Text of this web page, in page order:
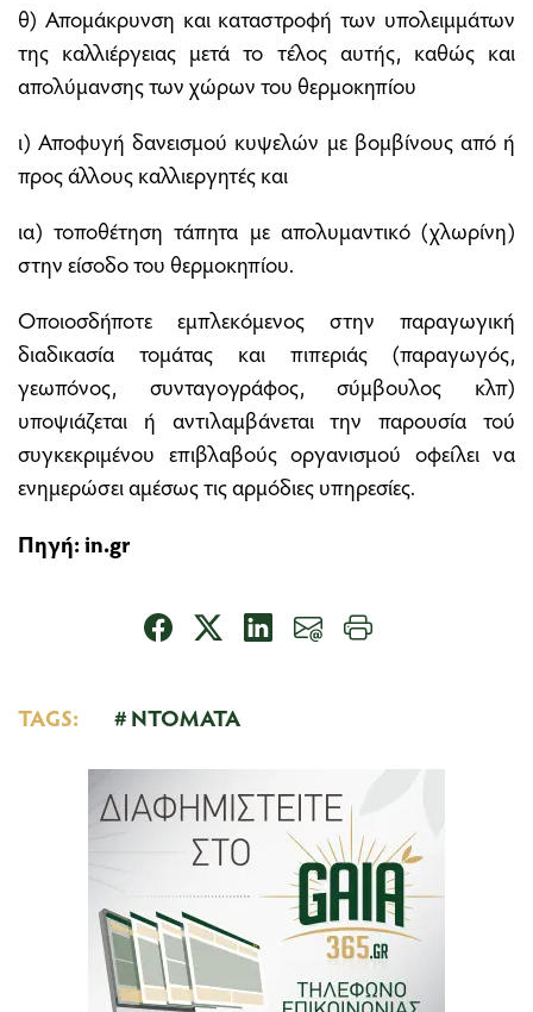
θ) Απομάκρυνση και καταστροφή των υπολειμμάτων
της καλλιέργειας μετά το τέλος αυτής, καθώς και
απολύμανσης των χώρων του θερμοκηπίου
ι) Αποφυγή δανεισμού κυψελών με βομβίνους από ή
προς άλλους καλλιεργητές και
ια) τοποθέτηση τάπητα με απολυμαντικό (χλωρίνη)
στην είσοδο του θερμοκηπίου.
Οποιοσδήποτε εμπλεκόμενος στην παραγωγική
διαδικασία τομάτας και πιπεριάς (παραγωγός,
γεωπόνος, συνταγογράφος, σύμβουλος κλπ)
υποψιάζεται ή αντιλαμβάνεται την παρουσία τού
συγκεκριμένου επιβλαβούς οργανισμού οφείλει να
ενημερώσει αμέσως τις αρμόδιες υπηρεσίες.
Πηγή: in.gr
TAGS: ΝΤΟΜΑΤΑ